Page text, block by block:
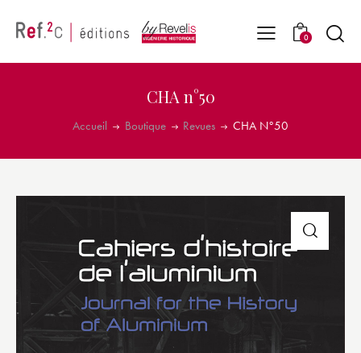
0
CHA n°50
Accueil Boutique Revues CHA N°50